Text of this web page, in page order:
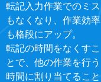
転記入力作業でのミス
もなくなり、作業効率
も格段にアップ。
転記の時間をなくすこ
とで、他の作業を行う
時間に割り当てること